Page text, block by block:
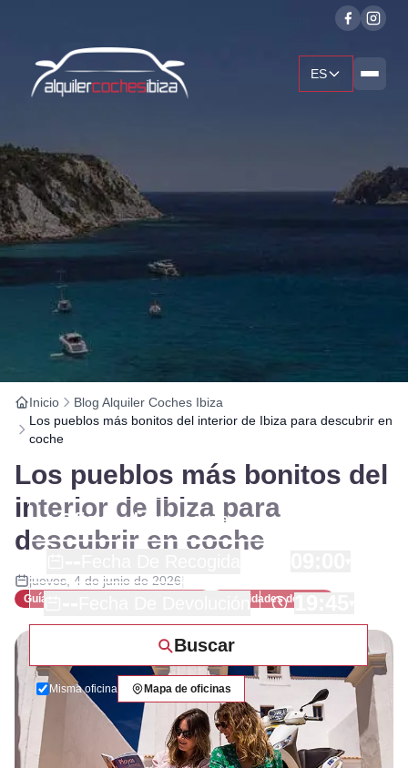
ES
19:45
Buscar
Misma oficina Mapa de oficinas
Inicio
Blog Alquiler Coches Ibiza
Los pueblos más bonitos del interior de Ibiza para descubrir en
coche
Los pueblos más bonitos del
interior de Ibiza para
descubrir en coche
jueves, 4 de junio de 2026|
Guías y recomendaciones de viaje Localidades de Ibiza